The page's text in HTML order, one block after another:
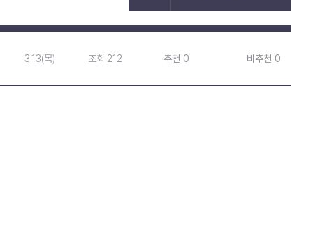
3.13(목) 조회 212 추천 0 비추천 0